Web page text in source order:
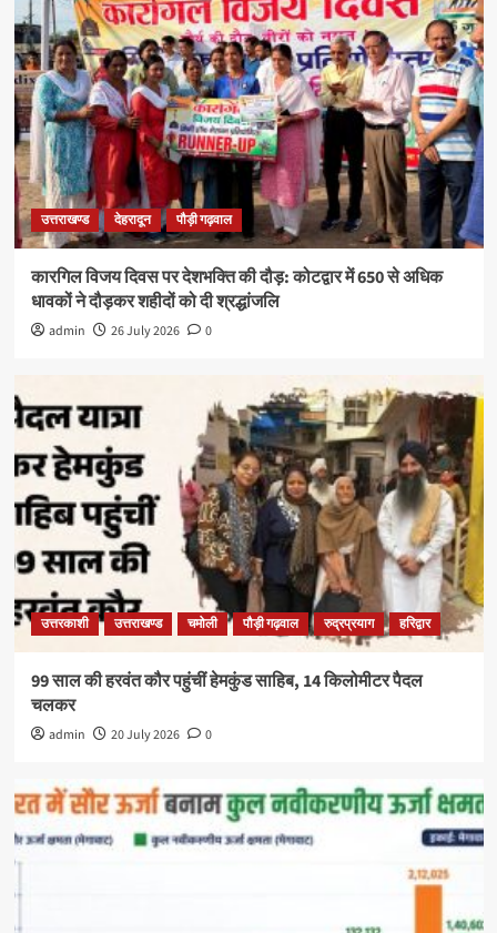
उत्तराखण्ड देहरादून पौड़ी गढ़वाल
कारगिल विजय दिवस पर देशभक्ति की दौड़: कोटद्वार में 650 से अधिक
धावकों ने दौड़कर शहीदों को दी श्रद्धांजलि
admin 26 July 2026 0
उत्तरकाशी उत्तराखण्ड चमोली पौड़ी गढ़वाल रुद्रप्रयाग हरिद्वार
99 साल की हरवंत कौर पहुंचीं हेमकुंड साहिब, 14 किलोमीटर पैदल
चलकर
admin 20 July 2026 0